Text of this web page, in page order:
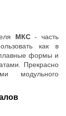
МКС- часть
как в
формы и
Прекрасно
модульного